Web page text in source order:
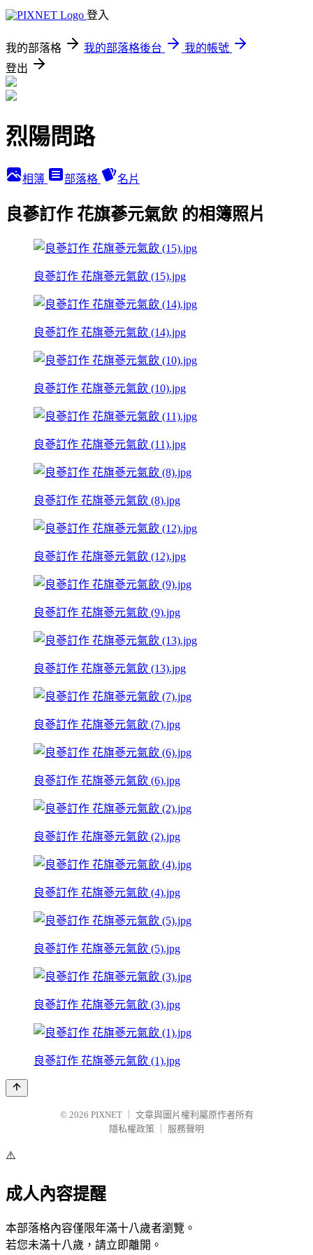
登入
我的部落格 我的部落格後台
我的帳號
登出
烈陽問路
相簿 部落格 名片
良蔘訂作 花旗蔘元氣飲 的相簿照片
良蔘訂作 花旗蔘元氣飲 (15).jpg
良蔘訂作 花旗蔘元氣飲 (14).jpg
良蔘訂作 花旗蔘元氣飲 (10).jpg
良蔘訂作 花旗蔘元氣飲 (11).jpg
良蔘訂作 花旗蔘元氣飲 (8).jpg
良蔘訂作 花旗蔘元氣飲 (12).jpg
良蔘訂作 花旗蔘元氣飲 (9).jpg
良蔘訂作 花旗蔘元氣飲 (13).jpg
良蔘訂作 花旗蔘元氣飲 (7).jpg
良蔘訂作 花旗蔘元氣飲 (6).jpg
良蔘訂作 花旗蔘元氣飲 (2).jpg
良蔘訂作 花旗蔘元氣飲 (4).jpg
良蔘訂作 花旗蔘元氣飲 (5).jpg
良蔘訂作 花旗蔘元氣飲 (3).jpg
良蔘訂作 花旗蔘元氣飲 (1).jpg
© 2026 PIXNET
文章與圖片權利屬原作者所有
隱私權政策
服務聲明
⚠️
成人內容提醒
本部落格內容僅限年滿十八歲者瀏覽。
若您未滿十八歲，請立即離開。